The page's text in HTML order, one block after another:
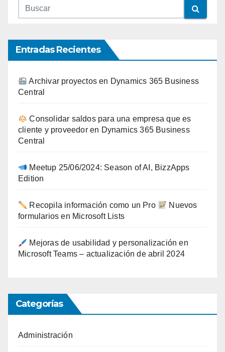
Entradas Recientes
Archivar proyectos en Dynamics 365 Business
Central
Consolidar saldos para una empresa que es
cliente y proveedor en Dynamics 365 Business
Central
Meetup 25/06/2024: Season of AI, BizzApps
Edition
Recopila información como un Pro
Nuevos
formularios en Microsoft Lists
Mejoras de usabilidad y personalización en
Microsoft Teams – actualización de abril 2024
Categorías
Administración